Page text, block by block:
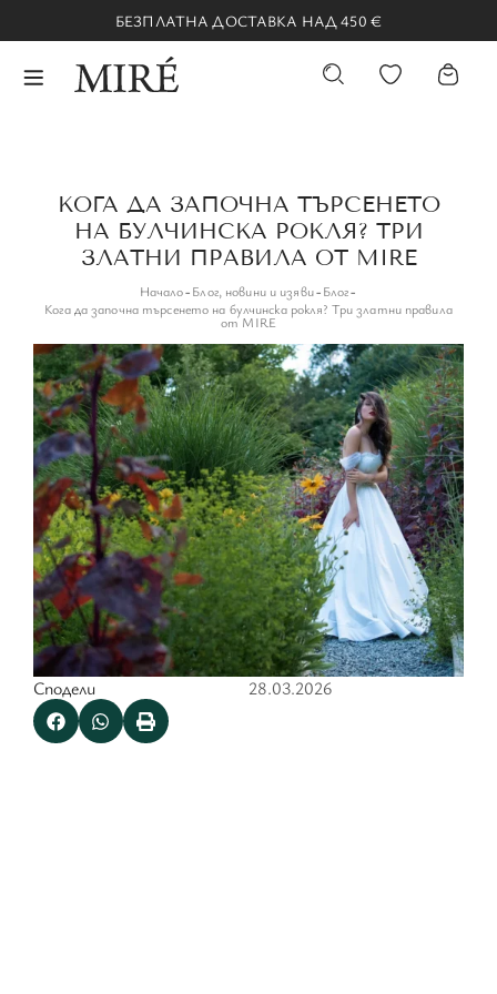
БЕЗПЛАТНА ДОСТАВКА НАД 450 €
КОГА ДА ЗАПОЧНА ТЪРСЕНЕТО
НА БУЛЧИНСКА РОКЛЯ? ТРИ
ЗЛАТНИ ПРАВИЛА ОТ MIRE
Начало-Блог, новини и изяви-Блог-
Кога да започна търсенето на булчинска рокля? Три златни правила
от MIRE
Сподели 28.03.2026